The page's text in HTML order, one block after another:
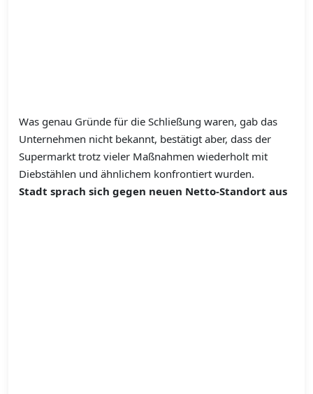
Was genau Gründe für die Schließung waren, gab das
Unternehmen nicht bekannt, bestätigt aber, dass der
Supermarkt trotz vieler Maßnahmen wiederholt mit
Diebstählen und ähnlichem konfrontiert wurden.
Stadt sprach sich gegen neuen Netto-Standort aus